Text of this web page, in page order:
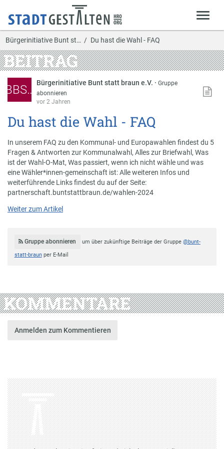
Bürgerinitiative Bunt st… Du hast die Wahl - FAQ
BEITRAG
BBS… Bürgerinitiative Bunt statt braun e.V. ·Gruppe
abonnieren
vor 2 Jahren
Du hast die Wahl - FAQ
In unserem FAQ zu den Kommunal- und Europawahlen findest du 5
Fragen & Antworten zur Kommunalwahl, Alles zur Briefwahl, Was
ist der Wahl-O-Mat, Was passiert, wenn ich nicht wähle und was
eine Wähler*innen-gemeinschaft ist: Alle weiteren Infos und
weiterführende Links findest du auf der Seite:
partnerschaft.buntstattbraun.de/wahlen-2024
Weiter zum Artikel
Gruppe abonnieren um über zukünftige Beiträge der Gruppe @bunt-
statt-braunper E-Mail
KOMMENTARE
Anmelden zum Kommentieren